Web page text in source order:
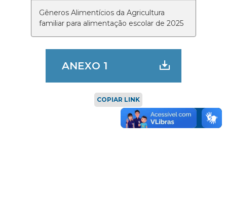
Gêneros Alimentícios da Agricultura
familiar para alimentação escolar de 2025
ANEXO 1
COPIAR LINK